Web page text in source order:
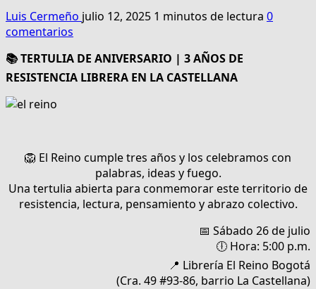
Luis Cermeño julio 12, 2025 1 minutos de lectura 0
comentarios
📚 TERTULIA DE ANIVERSARIO | 3 AÑOS DE
RESISTENCIA LIBRERA EN LA CASTELLANA
🦁 El Reino cumple tres años y los celebramos con
palabras, ideas y fuego.
Una tertulia abierta para conmemorar este territorio de
resistencia, lectura, pensamiento y abrazo colectivo.
📅 Sábado 26 de julio
🕕 Hora: 5:00 p.m.
📍 Librería El Reino Bogotá
(Cra. 49 #93-86, barrio La Castellana)